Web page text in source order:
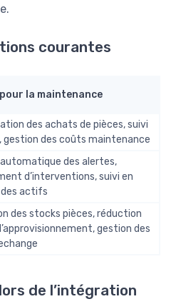
courantes
la maintenance
des achats de pièces, suivi
gestion des coûts maintenance
des alertes,
d’interventions, suivi en
actifs
des stocks pièces, réduction
gestion des
de l’intégration